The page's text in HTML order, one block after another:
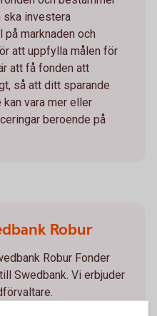
ska investera
marknaden och
att uppfylla målen för
att få fonden att
så att ditt sparande
vara mer eller
beroende på
Robur
Robur Fonder
Swedbank. Vi erbjuder